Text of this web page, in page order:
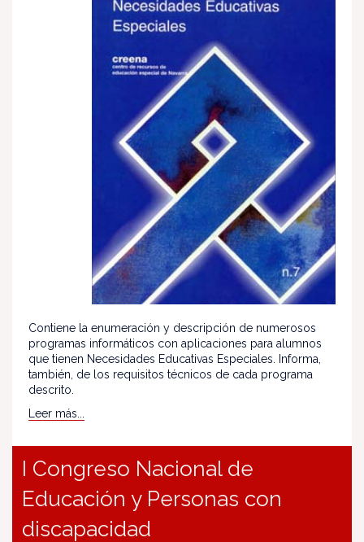
Contiene la enumeración y descripción de numerosos
programas informáticos con aplicaciones para alumnos
que tienen Necesidades Educativas Especiales. Informa,
también, de los requisitos técnicos de cada programa
descrito.
Leer más...
I Congreso Nacional de
Educación y Personas con
discapacidad